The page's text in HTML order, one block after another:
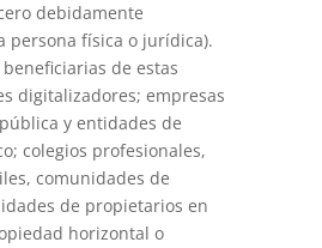
debidamente
persona física o jurídica).
de estas
digitalizadores; empresas
y entidades de
colegios profesionales,
comunidades de
de propietarios en
horizontal o